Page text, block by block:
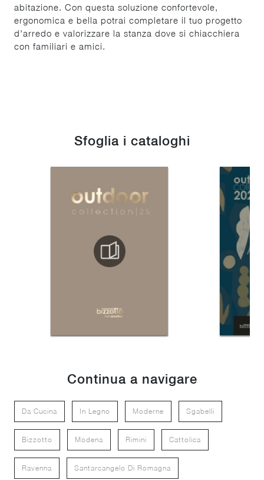
abitazione. Con questa soluzione confortevole,
ergonomica e bella potrai completare il tuo progetto
d'arredo e valorizzare la stanza dove si chiacchiera
con familiari e amici.
Sfoglia i cataloghi
Continua a navigare
Da Cucina In Legno Moderne Sgabelli
Bizzotto Modena Rimini Cattolica
Ravenna Santarcangelo Di Romagna